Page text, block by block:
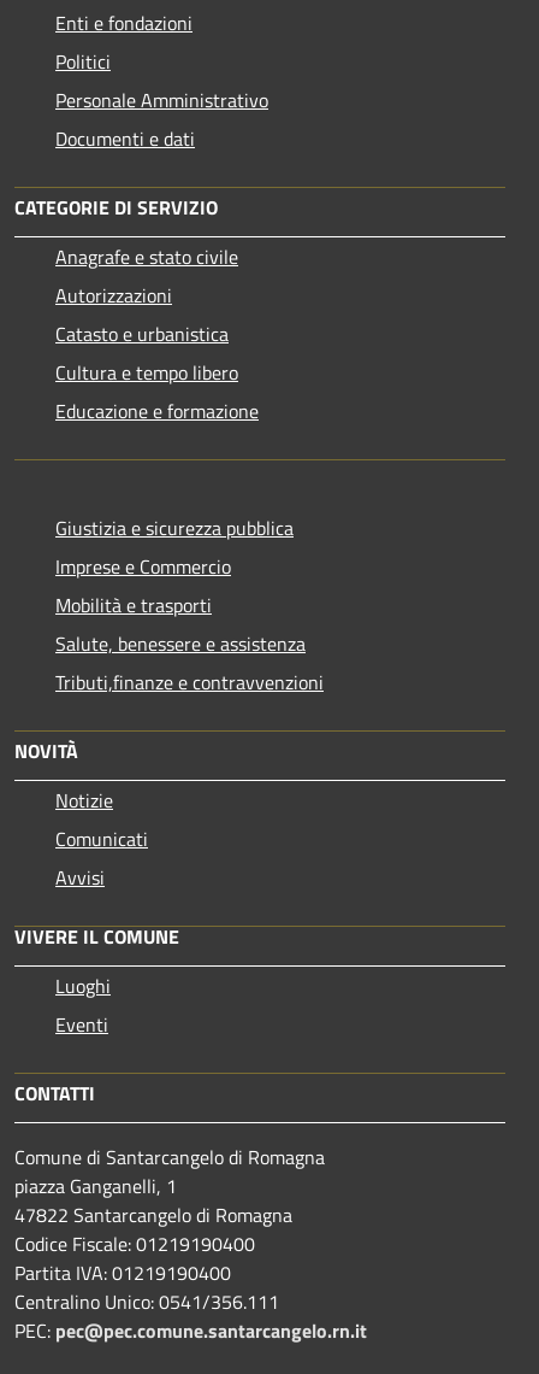
Enti e fondazioni
Politici
Personale Amministrativo
Documenti e dati
CATEGORIE DI SERVIZIO
Anagrafe e stato civile
Autorizzazioni
Catasto e urbanistica
Cultura e tempo libero
Educazione e formazione
Giustizia e sicurezza pubblica
Imprese e Commercio
Mobilità e trasporti
Salute, benessere e assistenza
Tributi,finanze e contravvenzioni
NOVITÀ
Notizie
Comunicati
Avvisi
VIVERE IL COMUNE
Luoghi
Eventi
CONTATTI
Comune di Santarcangelo di Romagna
piazza Ganganelli, 1
47822 Santarcangelo di Romagna
Codice Fiscale: 01219190400
Partita IVA: 01219190400
Centralino Unico: 0541/356.111
PEC: pec@pec.comune.santarcangelo.rn.it